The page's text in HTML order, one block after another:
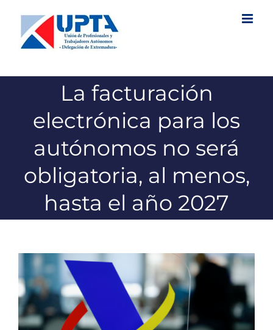
contenido
La facturación
electrónica para los
autónomos no será
obligatoria, al menos,
hasta el año 2027
Ver
imagen
más
grande